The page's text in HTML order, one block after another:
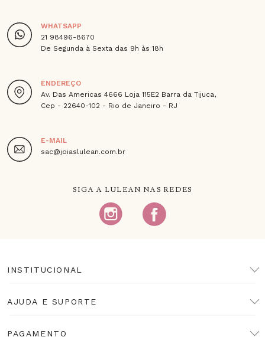
WHATSAPP
21 98496-8670
De Segunda à Sexta das 9h às 18h
ENDEREÇO
Av. Das Americas 4666 Loja 115E2 Barra da Tijuca,
Cep - 22640-102 - Rio de Janeiro - RJ
E-MAIL
sac@joiaslulean.com.br
SIGA A LULEAN NAS REDES
INSTITUCIONAL
AJUDA E SUPORTE
PAGAMENTO